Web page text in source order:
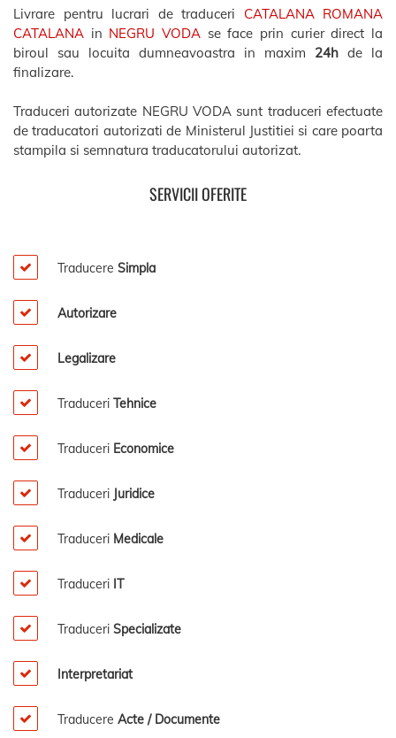
Livrare pentru lucrari de traduceri CATALANA ROMANA
CATALANA in NEGRU VODA se face prin curier direct la
biroul sau locuita dumneavoastra in maxim 24h de la
finalizare.
Traduceri autorizate NEGRU VODA sunt traduceri efectuate
de traducatori autorizati de Ministerul Justitiei si care poarta
stampila si semnatura traducatorului autorizat.
SERVICII OFERITE
Traducere Simpla
Autorizare
Legalizare
Traduceri Tehnice
Traduceri Economice
Traduceri Juridice
Traduceri Medicale
Traduceri IT
Traduceri Specializate
Interpretariat
Traducere Acte / Documente